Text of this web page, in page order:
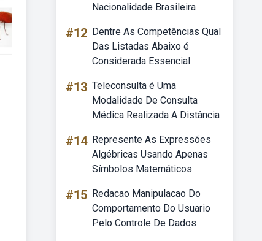
Nacionalidade Brasileira
#12 Dentre As Competências Qual
Das Listadas Abaixo é
Considerada Essencial
#13 Teleconsulta é Uma
Modalidade De Consulta
Médica Realizada A Distância
#14 Represente As Expressões
Algébricas Usando Apenas
Símbolos Matemáticos
#15 Redacao Manipulacao Do
Comportamento Do Usuario
Pelo Controle De Dados